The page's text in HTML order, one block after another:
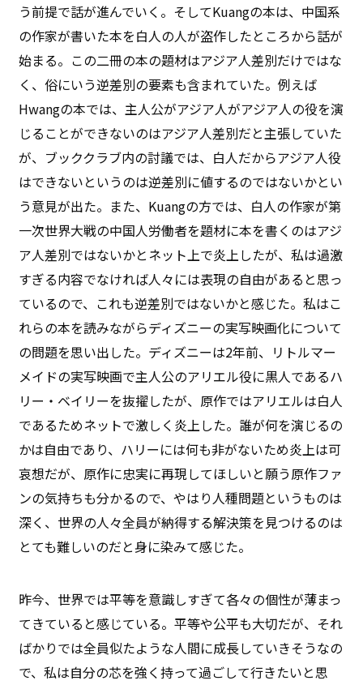
う前提で話が進んでいく。そしてKuangの本は、中国系
の作家が書いた本を白人の人が盗作したところから話が
始まる。この二冊の本の題材はアジア人差別だけではな
く、俗にいう逆差別の要素も含まれていた。例えば
Hwangの本では、主人公がアジア人がアジア人の役を演
じることができないのはアジア人差別だと主張していた
が、ブッククラブ内の討議では、白人だからアジア人役
はできないというのは逆差別に値するのではないかとい
う意見が出た。また、Kuangの方では、白人の作家が第
一次世界大戦の中国人労働者を題材に本を書くのはアジ
ア人差別ではないかとネット上で炎上したが、私は過激
すぎる内容でなければ人々には表現の自由があると思っ
ているので、これも逆差別ではないかと感じた。私はこ
れらの本を読みながらディズニーの実写映画化について
の問題を思い出した。ディズニーは2年前、リトルマー
メイドの実写映画で主人公のアリエル役に黒人であるハ
リー・ベイリーを抜擢したが、原作ではアリエルは白人
であるためネットで激しく炎上した。誰が何を演じるの
かは自由であり、ハリーには何も非がないため炎上は可
哀想だが、原作に忠実に再現してほしいと願う原作ファ
ンの気持ちも分かるので、やはり人種問題というものは
深く、世界の人々全員が納得する解決策を見つけるのは
とても難しいのだと身に染みて感じた。
昨今、世界では平等を意識しすぎて各々の個性が薄まっ
てきていると感じている。平等や公平も大切だが、それ
ばかりでは全員似たような人間に成長していきそうなの
で、私は自分の芯を強く持って過ごして行きたいと思